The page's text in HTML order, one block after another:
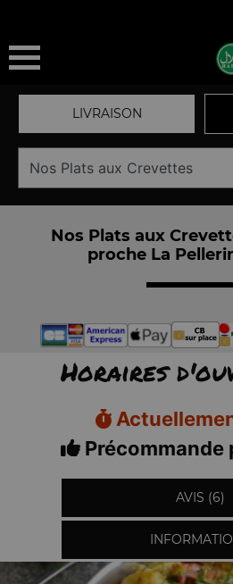
LIVRAISON
Nos Plats aux
proche La
Horaires
Précommande
AVIS (6)